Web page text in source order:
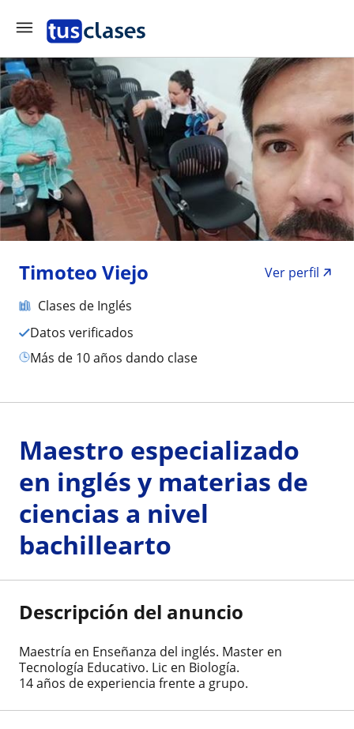
Timoteo Viejo
Ver perfil
Clases de Inglés
Datos verificados
más de 10 años dando clase
Maestro especializado
en inglés y materias de
ciencias a nivel
bachillearto
Descripción del anuncio
Maestría en Enseñanza del inglés. Master en
Tecnología Educativo. Lic en Biología.
14 años de experiencia frente a grupo.